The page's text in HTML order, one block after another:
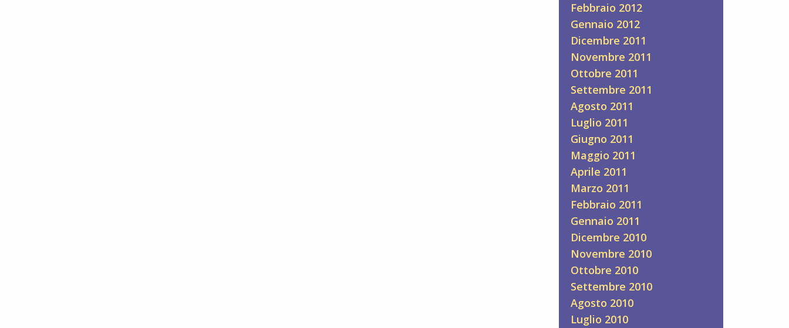
Febbraio 2012
Gennaio 2012
Dicembre 2011
Novembre 2011
Ottobre 2011
Settembre 2011
Agosto 2011
Luglio 2011
Giugno 2011
Maggio 2011
Aprile 2011
Marzo 2011
Febbraio 2011
Gennaio 2011
Dicembre 2010
Novembre 2010
Ottobre 2010
Settembre 2010
Agosto 2010
Luglio 2010